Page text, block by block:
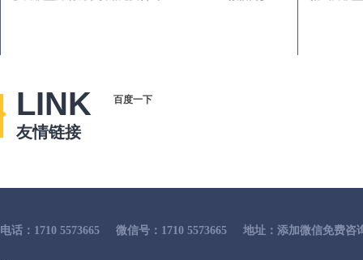
LINK
友情链接
百度一下
电话：1710 5573665 微信号：1710 5573665 地址：添加微信免费咨